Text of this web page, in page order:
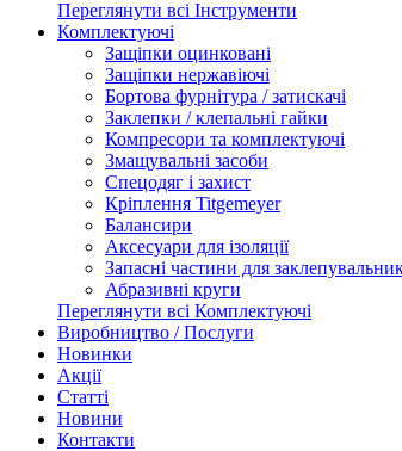
Переглянути всі Інструменти
Комплектуючі
Защіпки оцинковані
Защіпки нержавіючі
Бортова фурнітура / затискачі
Заклепки / клепальні гайки
Компресори та комплектуючі
Змащувальні засоби
Спецодяг і захист
Кріплення Titgemeyer
Балансири
Аксесуари для ізоляції
Запасні частини для
Абразивні круги
Переглянути всі Комплектуючі
Виробництво / Послуги
Новинки
Акції
Статті
Новини
Контакти